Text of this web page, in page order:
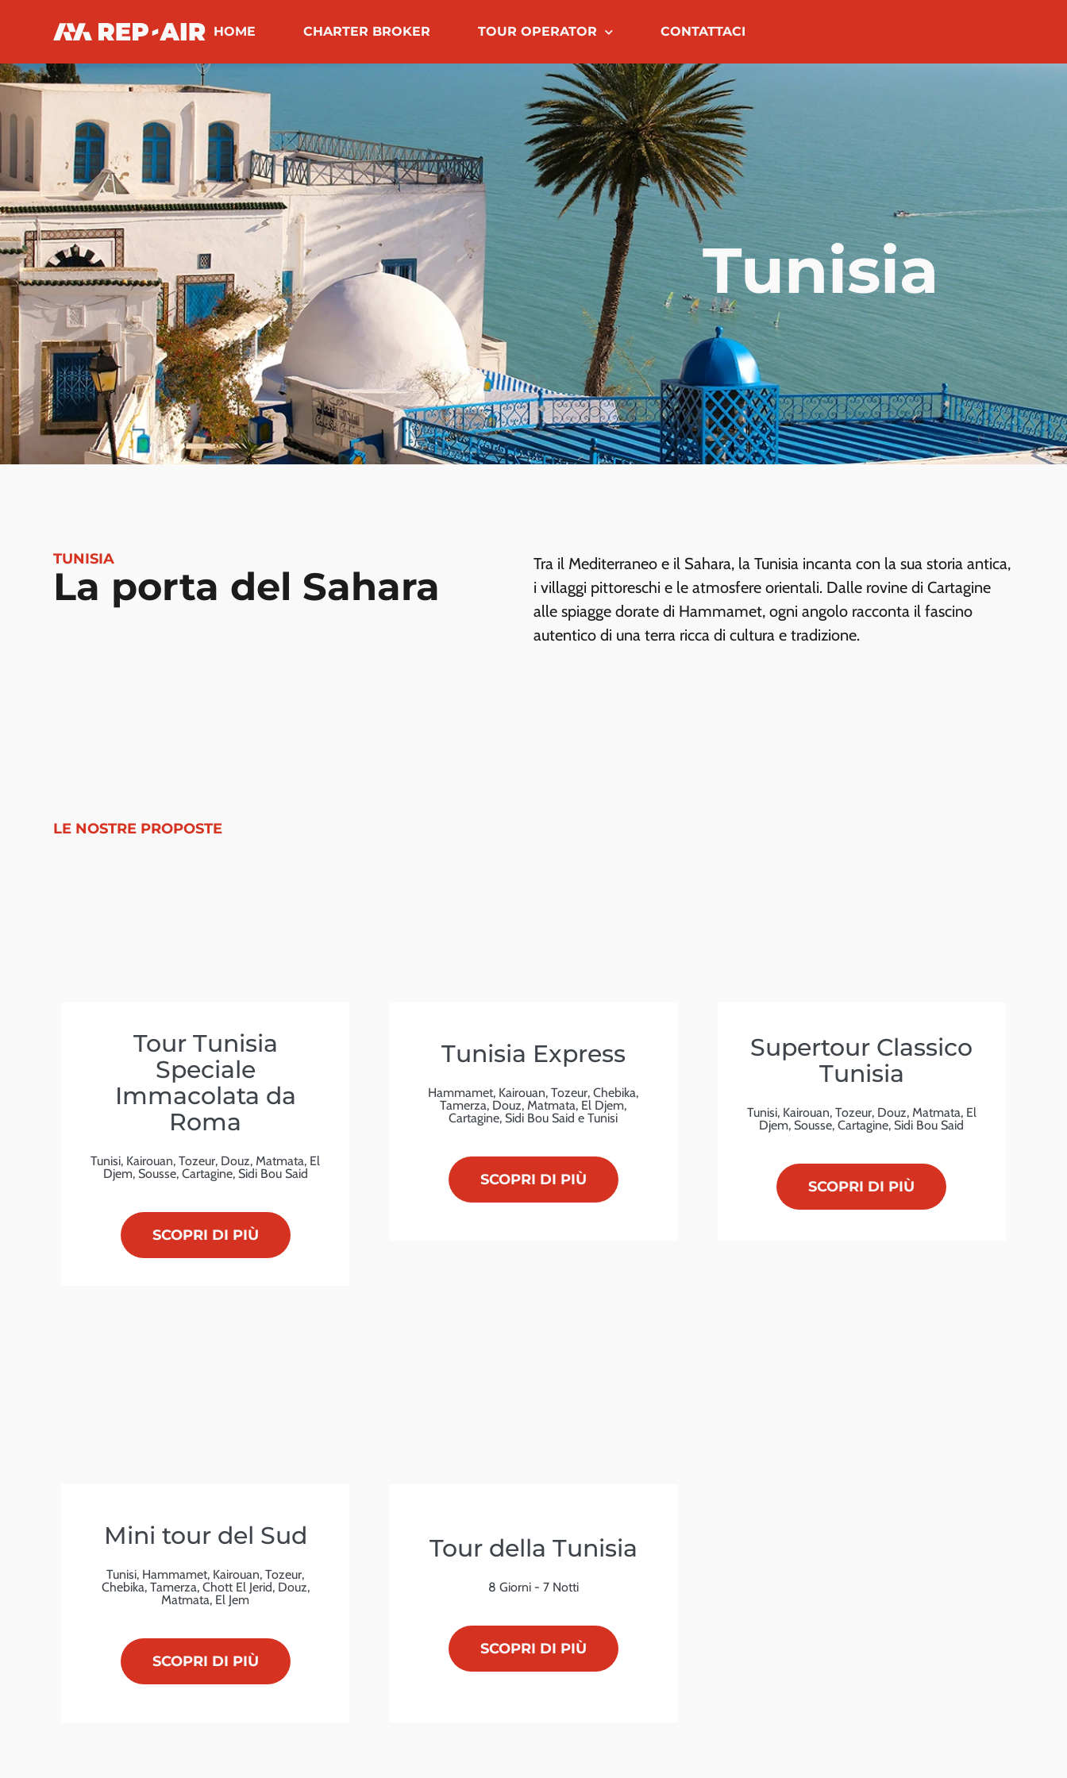
HOME CHARTER BROKER TOUR OPERATOR CONTATTACI
Tunisia
Tunisia
TUNISIA
La porta del Sahara
Tra il Mediterraneo e il Sahara, la Tunisia incanta con la sua storia antica,
i villaggi pittoreschi e le atmosfere orientali. Dalle rovine di Cartagine
alle spiagge dorate di Hammamet, ogni angolo racconta il fascino
autentico di una terra ricca di cultura e tradizione.
LE NOSTRE PROPOSTE
Tour Tunisia
Speciale
Immacolata da
Roma
Tunisi, Kairouan, Tozeur, Douz, Matmata, El
Djem, Sousse, Cartagine, Sidi Bou Said
SCOPRI DI PIÙ
Tunisia Express
Hammamet, Kairouan, Tozeur, Chebika,
Tamerza, Douz, Matmata, El Djem,
Cartagine, Sidi Bou Said e Tunisi
SCOPRI DI PIÙ
Supertour Classico
Tunisia
Tunisi, Kairouan, Tozeur, Douz, Matmata, El
Djem, Sousse, Cartagine, Sidi Bou Said
SCOPRI DI PIÙ
Mini tour del Sud
Tunisi, Hammamet, Kairouan, Tozeur,
Chebika, Tamerza, Chott El Jerid, Douz,
Matmata, El Jem
SCOPRI DI PIÙ
Tour della Tunisia
8 Giorni - 7 Notti
SCOPRI DI PIÙ